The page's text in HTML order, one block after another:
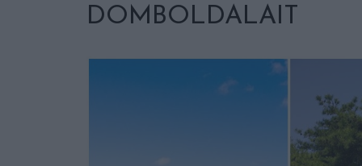
DOMBOLDALAIT